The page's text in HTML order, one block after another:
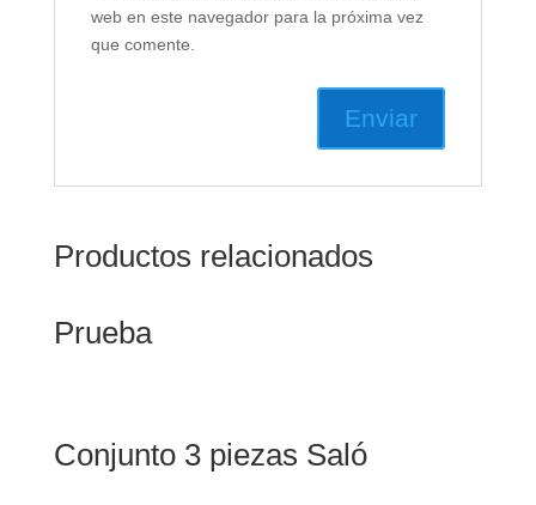
web en este navegador para la próxima vez
que comente.
Productos relacionados
Prueba
Conjunto 3 piezas Saló